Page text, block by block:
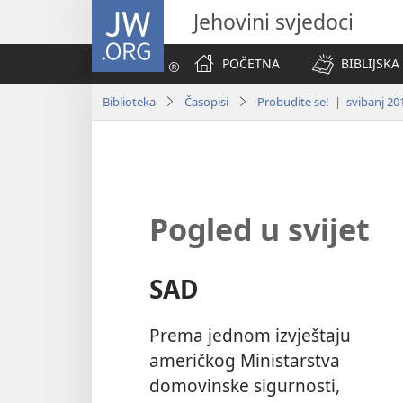
JW.ORG Jehovini svjedoci
POČETNA
BIBLIJSKA
Biblioteka Časopisi Probudite se! | svibanj
Pogled u svijet
SAD
Prema jednom izvještaju
američkog Ministarstva
domovinske sigurnosti,